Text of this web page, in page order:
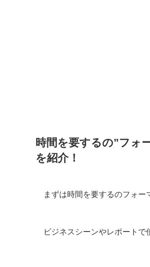
時間を要するの”フォ
を紹介！
まずは時間を要するのフォー
ビジネスシーンやレポートで